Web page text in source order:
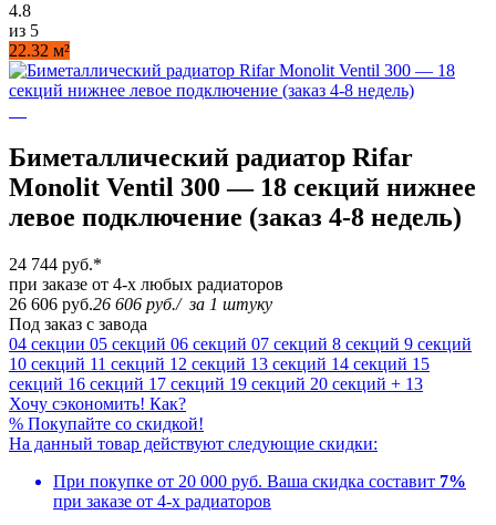
4.8
из 5
22.32 м²
Биметаллический радиатор Rifar
Monolit Ventil 300 — 18 секций нижнее
левое подключение (заказ 4-8 недель)
24 744 руб.*
при заказе от 4-х любых радиаторов
26 606 руб.26 606 руб./за 1 штуку
Под заказ с завода
04 секции 05 секций 06 секций 07 секций 8 секций 9 секций
10 секций 11 секций 12 секций 13 секций 14 секций 15
секций 16 секций 17 секций 19 секций 20 секций + 13
Хочу сэкономить! Как?
% Покупайте со скидкой!
На данный товар действуют следующие скидки:
При покупке от 20 000 руб. Ваша скидка составит 7%
при заказе от 4-х радиаторов